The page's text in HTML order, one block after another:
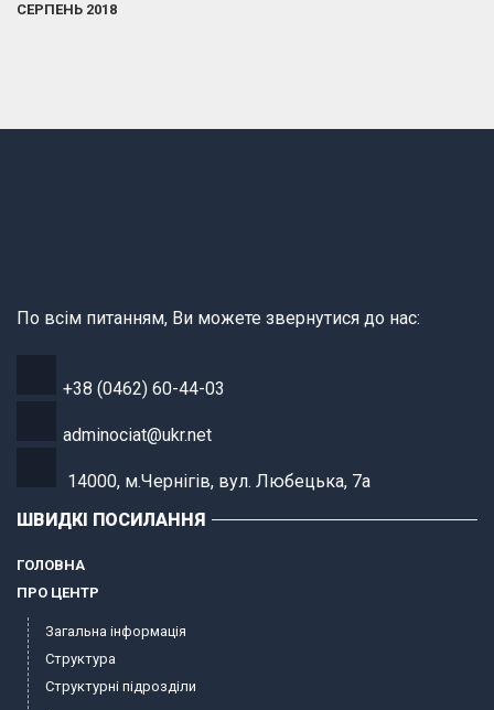
СЕРПЕНЬ 2018
По всім питанням, Ви можете звернутися до нас:
+38 (0462) 60-44-03
adminociat@ukr.net
14000, м.Чернігів, вул. Любецька, 7а
ШВИДКІ ПОСИЛАННЯ
ГОЛОВНА
ПРО ЦЕНТР
Загальна інформація
Структура
Структурні підрозділи